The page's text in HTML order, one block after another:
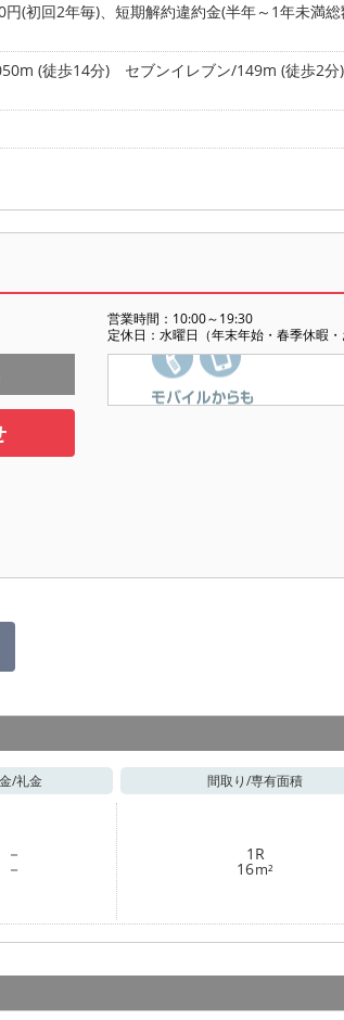
(初回2年毎)、短期解約違約金(半年～1年未満総
(徒歩14分) セブンイレブン/149m (徒歩2分)
営業時間：10:00～19:30
定休日：水曜日（年末年始・春季休暇・
/礼金 間取り/専有面積
－
－
1R
16m²